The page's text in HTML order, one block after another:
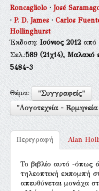
Roncagliolo·José
·P. D. James·Carlos
Hollinghurst
Έκδοση:Ιούνιος 2012από
Σελ.:589(21χ14), Μαλακό
5484-3
Θέμα:
"Συγγραφείς"
"Λογοτεχνία - Ερμηνεία
Περιγραφή Alan
Το βιβλίο αυτό -όπως
τηλεοπτική εκπομπή
απευθύνεται μονάχα